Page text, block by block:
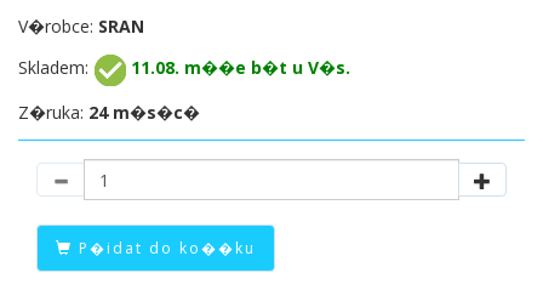
V�robce: SRAN
Skladem:
11.08. m��e b�t u V�s.
Z�ruka: 24 m�s�c�
P�idat do ko��ku